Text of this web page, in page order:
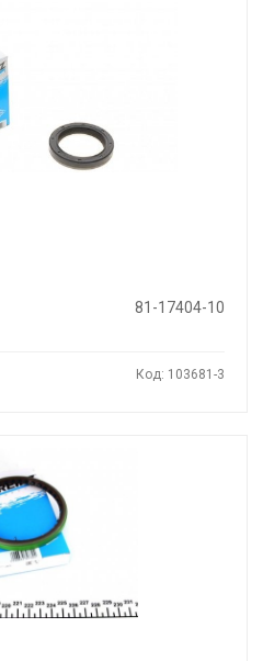
81-17404-10
Код: 103681-3